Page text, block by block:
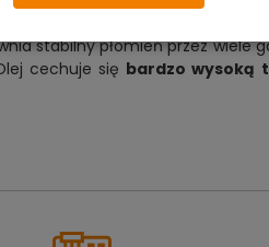
stabilny płomień przez wiele
cechuje się bardzo wysoką